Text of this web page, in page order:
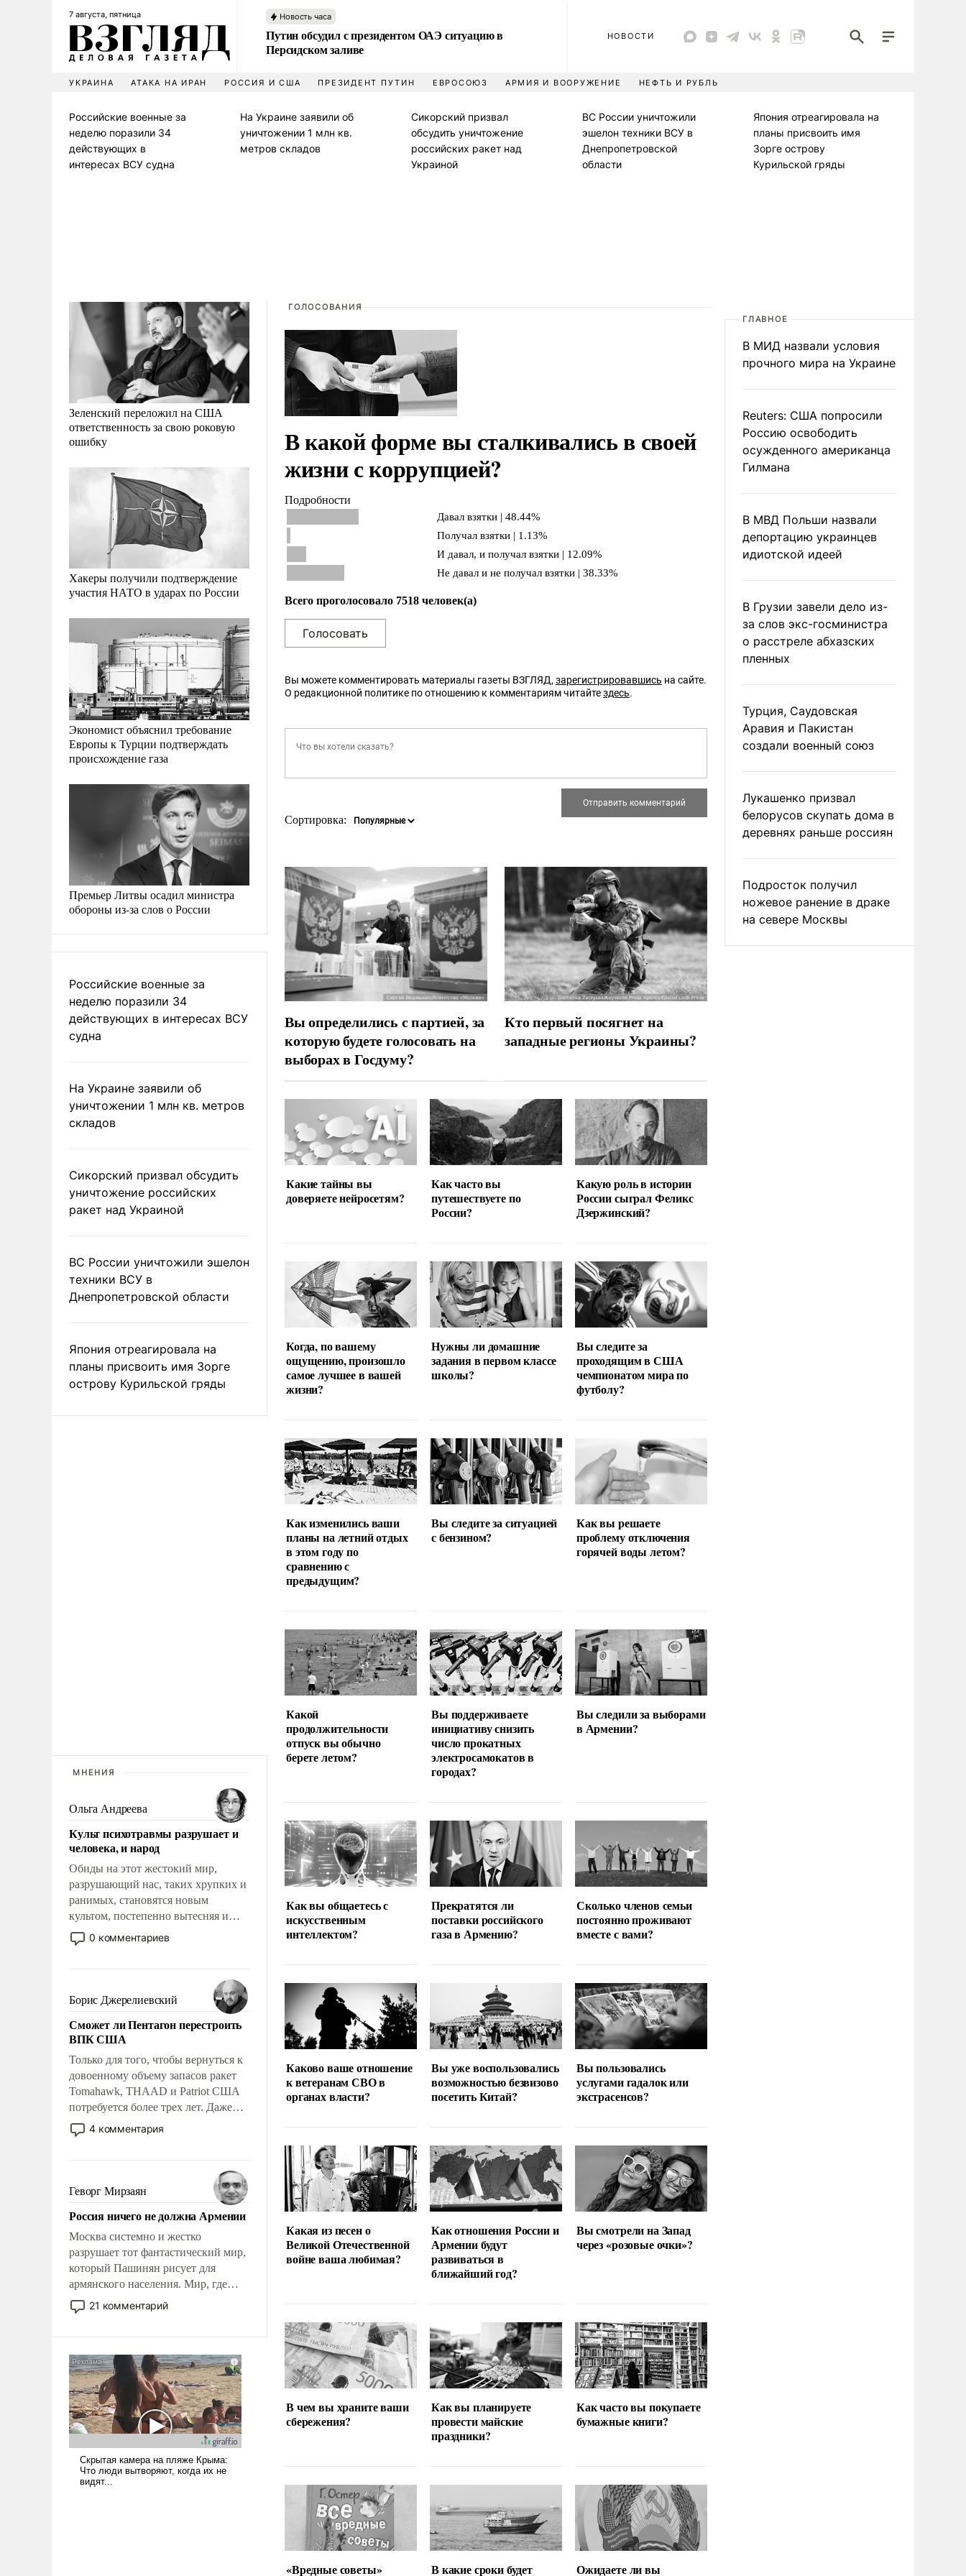
7 августа, пятница Новость часа
Путин обсудил с президентом ОАЭ ситуацию в
Персидском заливе
НОВОСТИ
УКРАИНА АТАКА НА ИРАН РОССИЯ И США ПРЕЗИДЕНТ ПУТИН ЕВРОСОЮЗ АРМИЯ И ВООРУЖЕНИЕ НЕФТЬ И РУБЛЬ
Российские военные за
неделю поразили 34
действующих в
интересах ВСУ судна
На Украине заявили об
уничтожении 1 млн кв.
метров складов
Сикорский призвал
обсудить уничтожение
российских ракет над
Украиной
ВС России уничтожили
эшелон техники ВСУ в
Днепропетровской
области
Япония отреагировала на
планы присвоить имя
Зорге острову
Курильской гряды
Зеленский переложил на США
ответственность за свою роковую
ошибку
Хакеры получили подтверждение
участия НАТО в ударах по России
Экономист объяснил требование
Европы к Турции подтверждать
происхождение газа
Премьер Литвы осадил министра
обороны из-за слов о России
Российские военные за
неделю поразили 34
действующих в интересах ВСУ
судна
На Украине заявили об
уничтожении 1 млн кв. метров
складов
Сикорский призвал обсудить
уничтожение российских
ракет над Украиной
ВС России уничтожили эшелон
техники ВСУ в
Днепропетровской области
Япония отреагировала на
планы присвоить имя Зорге
острову Курильской гряды
МНЕНИЯ
Ольга Андреева
Культ психотравмы разрушает и
человека, и народ
Обиды на этот жестокий мир,
разрушающий нас, таких хрупких и
ранимых, становятся новым
культом, постепенно вытесняя и
отменяя традиционное требование к
человеку – быть мужественным и
на себя ответственность, помогать
слабым, идти вперед и
адаптироваться.
0 комментариев
Борис Джерелиевский
Сможет ли Пентагон перестроить
ВПК США
Только для того, чтобы вернуться к
довоенному объему запасов ракет
Tomahawk, THAAD и Patriot США
потребуется более трех лет. Даже
небольшая война с Ираном
опустошила американские
уязвимости США, например, перед
Китаем.
4 комментария
Геворг Мирзаян
Россия ничего не должна Армении
Москва системно и жестко
разрушает тот фантастический мир,
который Пашинян рисует для
армянского населения. Мир, где
политические прожекты будут
безусловно оплачиваться за счет
нужно отвечать.
21 комментарий
ГОЛОСОВАНИЯ
В какой форме вы сталкивались в своей
жизни с коррупцией?
Подробности
Давал взятки | 48.44%
Получал взятки | 1.13%
И давал, и получал взятки | 12.09%
Не давал и не получал взятки | 38.33%
Всего проголосовало 7518 человек(а)
Вы можете комментировать материалы газеты ВЗГЛЯД, зарегистрировавшись на сайте.
О редакционной политике по отношению к комментариям читайтездесь.
Сортировка:
Вы определились с партией, за
которую будете голосовать на
выборах в Госдуму?
Кто первый посягнет на
западные регионы Украины?
Какие тайны вы
доверяете нейросетям?
Как часто вы
путешествуете по
России?
Какую роль в истории
России сыграл Феликс
Дзержинский?
Когда, по вашему
ощущению, произошло
самое лучшее в вашей
жизни?
Нужны ли домашние
задания в первом классе
школы?
Вы следите за
проходящим в США
чемпионатом мира по
футболу?
Как изменились ваши
планы на летний отдых
в этом году по
сравнению с
предыдущим?
Вы следите за ситуацией
с бензином?
Как вы решаете
проблему отключения
горячей воды летом?
Какой
продолжительности
отпуск вы обычно
берете летом?
Вы поддерживаете
инициативу снизить
число прокатных
электросамокатов в
городах?
Вы следили за выборами
в Армении?
Как вы общаетесь с
искусственным
интеллектом?
Прекратятся ли
поставки российского
газа в Армению?
Сколько членов семьи
постоянно проживают
вместе с вами?
Каково ваше отношение
к ветеранам СВО в
органах власти?
Вы уже воспользовались
возможностью безвизово
посетить Китай?
Вы пользовались
услугами гадалок или
экстрасенсов?
Какая из песен о
Великой Отечественной
войне ваша любимая?
Как отношения России и
Армении будут
развиваться в
ближайший год?
Вы смотрели на Запад
через «розовые очки»?
В чем вы храните ваши
сбережения?
Как вы планируете
провести майские
праздники?
Как часто вы покупаете
бумажные книги?
«Вредные советы»
В какие сроки будет
Ожидаете ли вы
ГЛАВНОЕ
В МИД назвали условия
прочного мира на Украине
Reuters: США попросили
Россию освободить
осужденного американца
Гилмана
В МВД Польши назвали
депортацию украинцев
идиотской идеей
В Грузии завели дело из-
за слов экс-госминистра
о расстреле абхазских
пленных
Турция, Саудовская
Аравия и Пакистан
создали военный союз
Лукашенко призвал
белорусов скупать дома в
деревнях раньше россиян
Подросток получил
ножевое ранение в драке
на севере Москвы